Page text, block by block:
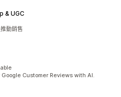
& UGC
動銷售
Customer Reviews with AI.